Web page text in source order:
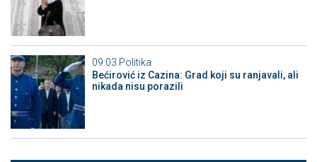
09:03 Politika
Bećirović iz Cazina: Grad koji su ranjavali, ali
nikada nisu porazili